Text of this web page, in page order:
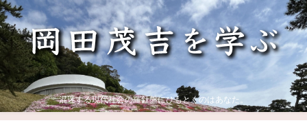
混迷する現代社会の羅針盤にひもとくのはあなた。